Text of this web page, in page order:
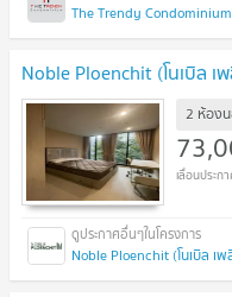
The Trendy
Noble Ploenchit (โนเบิล เ
2 ห้อง
Noble Ploenchit (โนเบิล เ